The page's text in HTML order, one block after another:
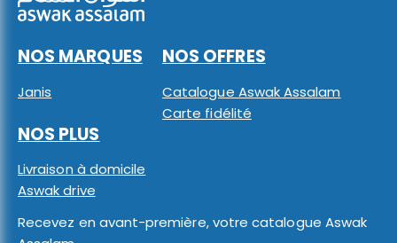
NOS MARQUES
Janis
NOS OFFRES
Catalogue Aswak Assalam
Carte fidélité
NOS PLUS
Livraison à domicile
Aswak drive
Recevez en avant-première, votre catalogue Aswak